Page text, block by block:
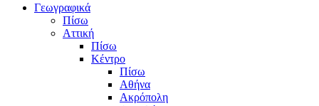
Γεωγραφικά
Πίσω
Αττική
Πίσω
Κέντρο
Πίσω
Αθήνα
Ακρόπολη